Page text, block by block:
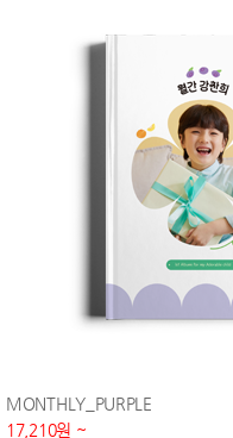
MONTHLY_PURPLE
17,210원 ~